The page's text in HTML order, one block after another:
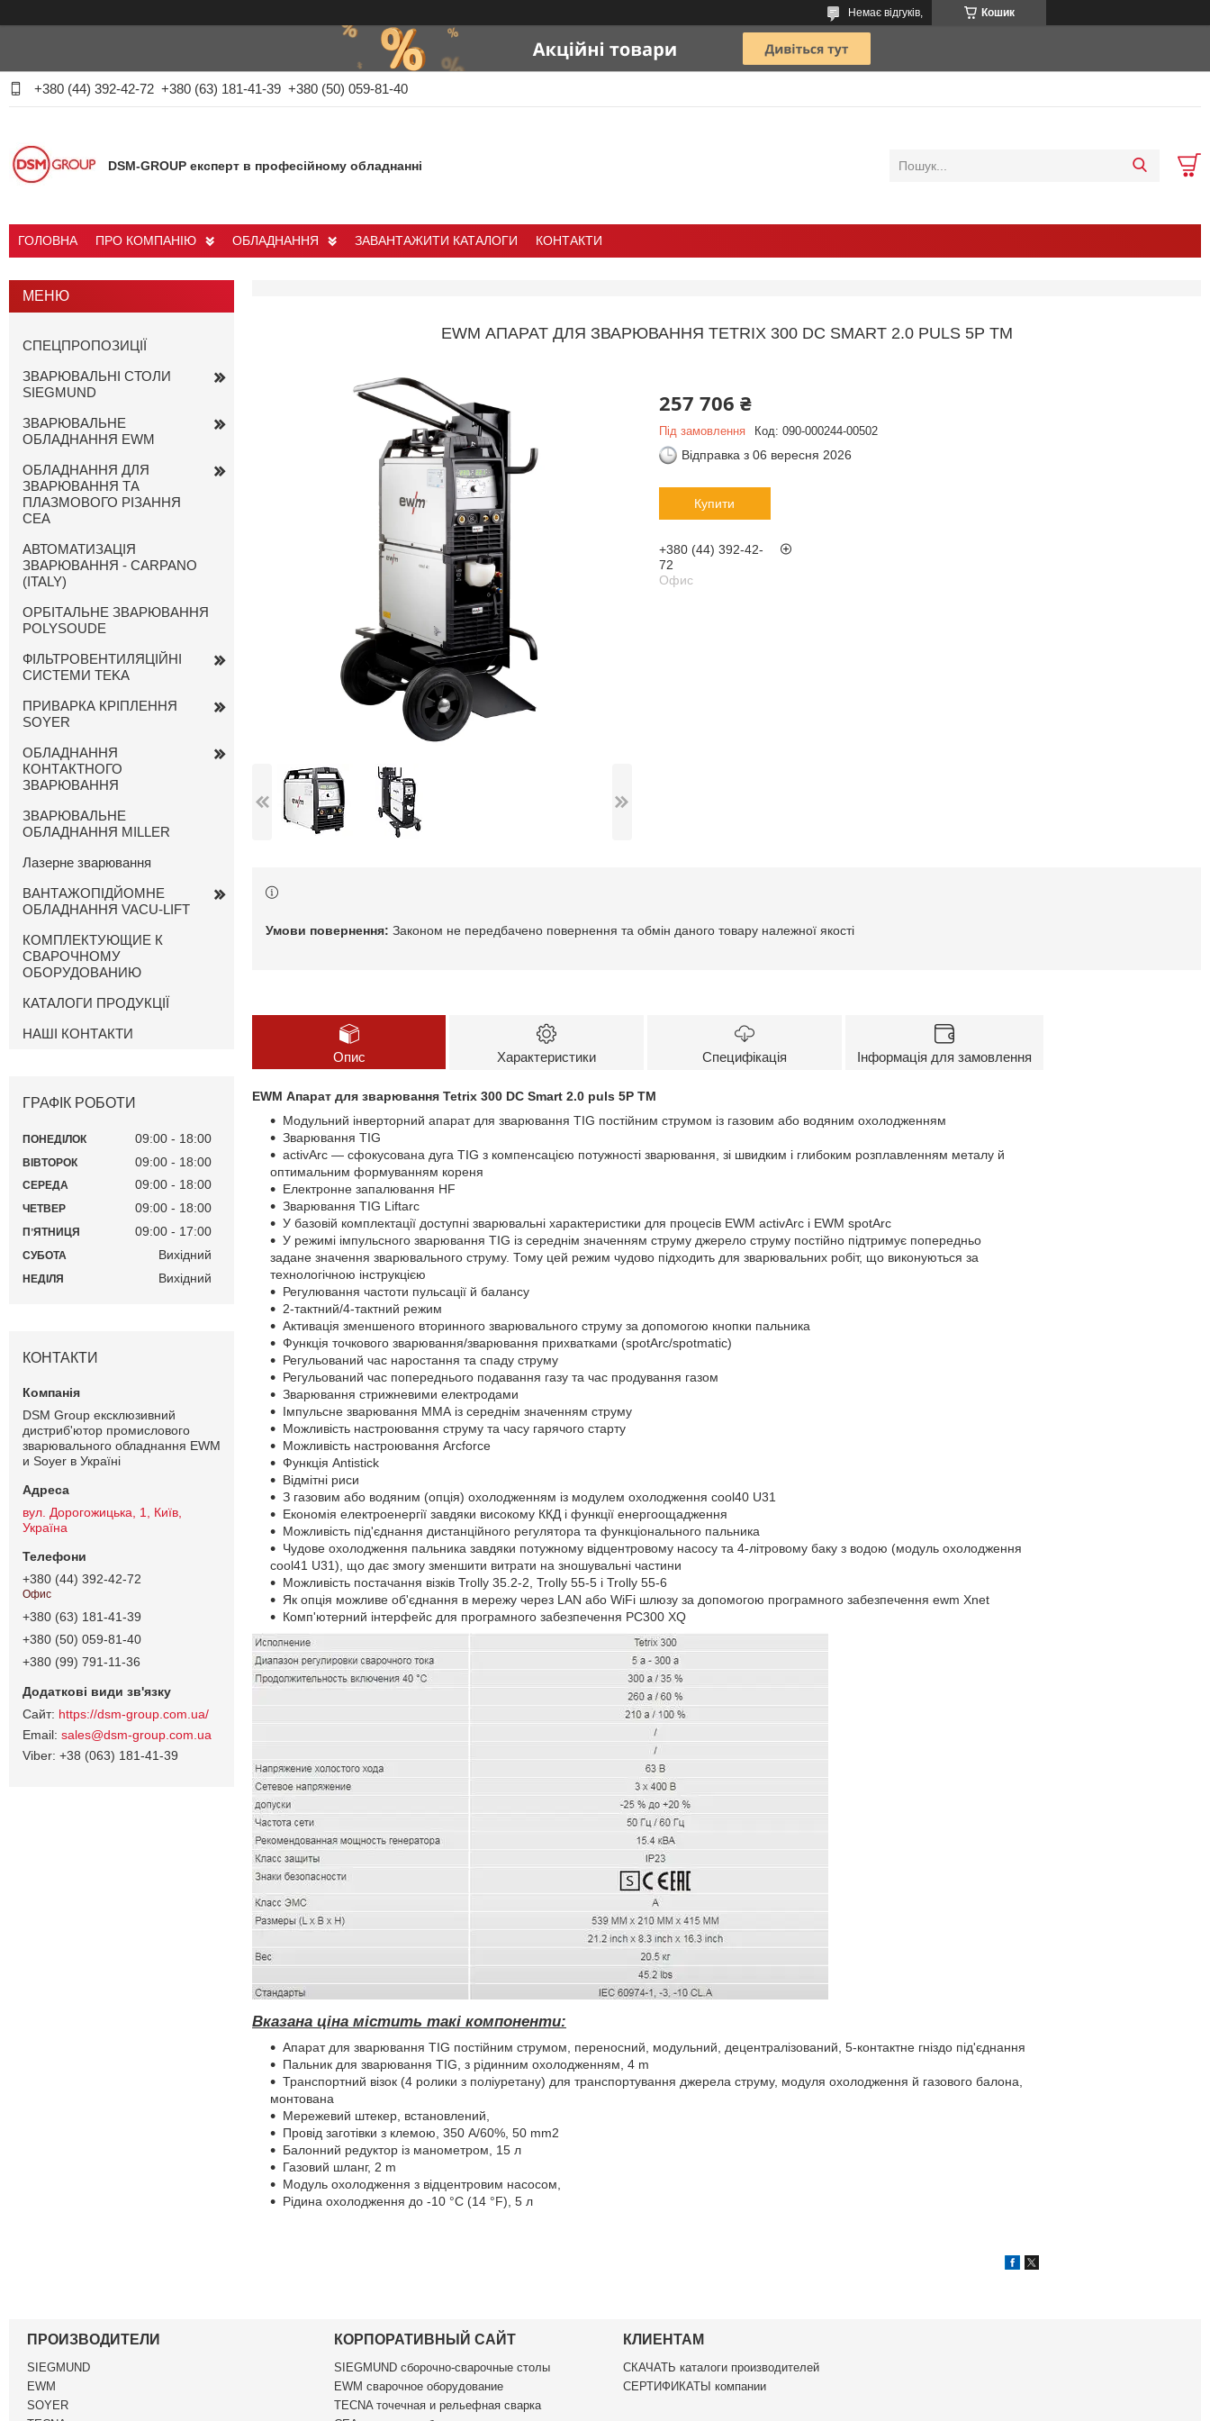
Кошик
Немає відгуків,
+380 (44) 392-42-72 +380 (63) 181-41-39 +380 (50) 059-81-40
DSM-GROUP експерт в професійному обладнанні
ГОЛОВНА ПРО КОМПАНІЮ ОБЛАДНАННЯ ЗАВАНТАЖИТИ КАТАЛОГИ КОНТАКТИ
EWM АПАРАТ ДЛЯ ЗВАРЮВАННЯ TETRIX 300 DC SMART 2.0 PULS 5P TM
257 706 ₴
Під замовлення Код: 090-000244-00502
Відправка з 06 вересня 2026
Купити
+380 (44) 392-42-
72
Офис
Законом не передбачено повернення та обмін даного товару належної якості
Опис Характеристики Специфікація Інформація для замовлення
EWM Апарат для зварювання Tetrix 300 DC Smart 2.0 puls 5P TM
Модульний інверторний апарат для зварювання ТIG постійним струмом із газовим або водяним охолодженням
Зварювання ТIG
activArc — сфокусована дуга TIG з компенсацією потужності зварювання, зі швидким і глибоким розплавленням металу й
оптимальним формуванням кореня
Електронне запалювання HF
Зварювання ТIG Liftarc
У базовій комплектації доступні зварювальні характеристики для процесів EWM activArc і EWM spotArc
У режимі імпульсного зварювання TIG із середнім значенням струму джерело струму постійно підтримує попередньо
задане значення зварювального струму. Тому цей режим чудово підходить для зварювальних робіт, що виконуються за
технологічною інструкцією
Регулювання частоти пульсації й балансу
2-тактний/4-тактний режим
Активація зменшеного вторинного зварювального струму за допомогою кнопки пальника
Функція точкового зварювання/зварювання прихватками (spotArc/spotmatic)
Регульований час наростання та спаду струму
Регульований час попереднього подавання газу та час продування газом
Зварювання стрижневими електродами
Імпульсне зварювання ММА із середнім значенням струму
Можливість настроювання струму та часу гарячого старту
Можливість настроювання Arcforce
Функція Antistick
Відмітні риси
З газовим або водяним (опція) охолодженням із модулем охолодження cool40 U31
Економія електроенергії завдяки високому ККД і функції енергоощадження
Можливість під'єднання дистанційного регулятора та функціонального пальника
Чудове охолодження пальника завдяки потужному відцентровому насосу та 4-літровому баку з водою (модуль охолодження
cool41 U31), що дає змогу зменшити витрати на зношувальні частини
Можливість постачання візків Trolly 35.2-2, Trolly 55-5 і Trolly 55-6
Як опція можливе об'єднання в мережу через LAN або WiFi шлюзу за допомогою програмного забезпечення ewm Xnet
Комп'ютерний інтерфейс для програмного забезпечення PC300 XQ
Вказана ціна містить такі компоненти:
Апарат для зварювання TIG постійним струмом, переносний, модульний, децентралізований, 5-контактне гніздо під'єднання
Пальник для зварювання TIG, з рідинним охолодженням, 4 m
Транспортний візок (4 ролики з поліуретану) для транспортування джерела струму, модуля охолодження й газового балона,
монтована
Мережевий штекер, встановлений,
Провід заготівки з клемою, 350 A/60%, 50 mm2
Балонний редуктор із манометром, 15 л
Газовий шланг, 2 m
Модуль охолодження з відцентровим насосом,
Рідина охолодження до -10 °C (14 °F), 5 л
СПЕЦПРОПОЗИЦІЇ
ЗВАРЮВАЛЬНІ СТОЛИ
SIEGMUND
ЗВАРЮВАЛЬНЕ
ОБЛАДНАННЯ EWM
ОБЛАДНАННЯ ДЛЯ
ЗВАРЮВАННЯ ТА
ПЛАЗМОВОГО РІЗАННЯ
CEA
АВТОМАТИЗАЦІЯ
ЗВАРЮВАННЯ - CARPANO
(ITALY)
ОРБІТАЛЬНЕ ЗВАРЮВАННЯ
POLYSOUDE
ФІЛЬТРОВЕНТИЛЯЦІЙНІ
СИСТЕМИ TEKA
ПРИВАРКА КРІПЛЕННЯ
SOYER
ОБЛАДНАННЯ
КОНТАКТНОГО
ЗВАРЮВАННЯ
ЗВАРЮВАЛЬНЕ
ОБЛАДНАННЯ MILLER
Лазерне зварювання
ВАНТАЖОПІДЙОМНЕ
ОБЛАДНАННЯ VACU-LIFT
КОМПЛЕКТУЮЩИЕ К
СВАРОЧНОМУ
ОБОРУДОВАНИЮ
КАТАЛОГИ ПРОДУКЦІЇ
НАШІ КОНТАКТИ
ГРАФІК РОБОТИ
ПОНЕДІЛОК 09:00 18:00
ВІВТОРОК 09:00 18:00
СЕРЕДА 09:00 18:00
ЧЕТВЕР 09:00 18:00
ПʼЯТНИЦЯ 09:00 17:00
СУБОТА Вихідний
НЕДІЛЯ Вихідний
КОНТАКТИ
DSM Group ексклюзивний
дистриб'ютор промислового
зварювального обладнання EWM
и Soyer в Україні
вул. Дорогожицька, 1, Київ,
Україна
+380 (44) 392-42-72
Офис
+380 (63) 181-41-39
+380 (50) 059-81-40
+380 (99) 791-11-36
https://dsm-group.com.ua/
sales@dsm-group.com.ua
+38 (063) 181-41-39
ПРОИЗВОДИТЕЛИ
SIEGMUND
EWM
SOYER
КОРПОРАТИВНЫЙ САЙТ
SIEGMUND cборочно-сварочные столы
EWM сварочное оборудование
TECNA точечная и рельефная сварка
КЛИЕНТАМ
СКАЧАТЬ каталоги производителей
СЕРТИФИКАТЫ компании